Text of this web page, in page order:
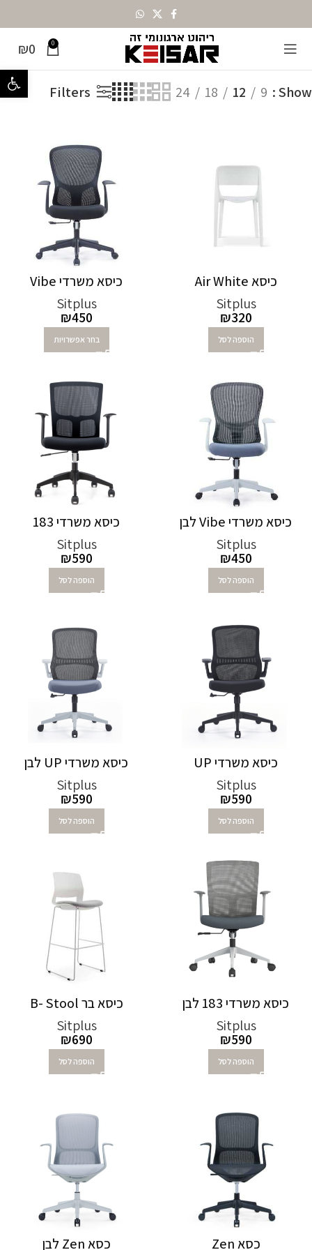
פתח
0
₪0
מותגים Sitplusמציג 1–12 מתוך 40 תוצאות
Show
9
12
18
24
Filters
כיסא Air White
Sitplus
₪320
הוספה לסל
כיסא משרדי Vibe
Sitplus
₪450
בחר אפשרויות
כיסא משרדי Vibe לבן
Sitplus
₪450
הוספה לסל
כיסא משרדי 183
Sitplus
₪590
הוספה לסל
כיסא משרדי UP
Sitplus
₪590
הוספה לסל
כיסא משרדי UP לבן
Sitplus
₪590
הוספה לסל
כיסא משרדי 183 לבן
Sitplus
₪590
הוספה לסל
כיסא בר B- Stool
Sitplus
₪690
הוספה לסל
כסא Zen כסא Zen לבן